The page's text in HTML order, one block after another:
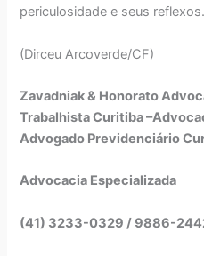
periculosidade e seus reflexos.
(Dirceu
Zavadniak & Honorato
Trabalhista Curitiba
Advogado Previdenciário
Advocacia Especializada
(41) 3233-0329 / 9886-